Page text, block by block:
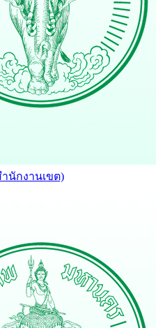
นักงานเขต)